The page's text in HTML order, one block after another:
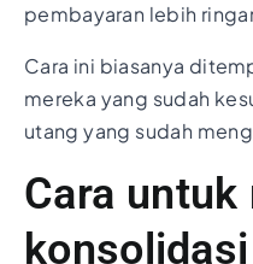
pembayaran lebih
Cara ini biasanya
mereka yang sudah
utang yang sudah
Cara untuk